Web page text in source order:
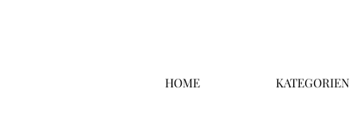
HOME KATEGORIEN